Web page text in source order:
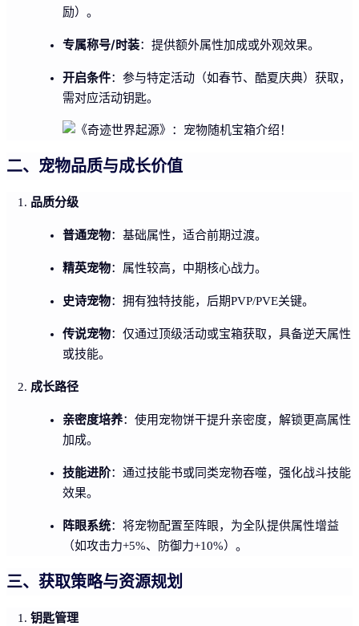
励）。
专属称号/时装：提供额外属性加成或外观效果。
开启条件：参与特定活动（如春节、酷夏庆典）获取，
需对应活动钥匙。
二、宠物品质与成长价值
品质分级
普通宠物：基础属性，适合前期过渡。
精英宠物：属性较高，中期核心战力。
史诗宠物：拥有独特技能，后期PVP/PVE关键。
传说宠物：仅通过顶级活动或宝箱获取，具备逆天属性
或技能。
成长路径
亲密度培养：使用宠物饼干提升亲密度，解锁更高属性
加成。
技能进阶：通过技能书或同类宠物吞噬，强化战斗技能
效果。
阵眼系统：将宠物配置至阵眼，为全队提供属性增益
（如攻击力+5%、防御力+10%）。
三、获取策略与资源规划
钥匙管理